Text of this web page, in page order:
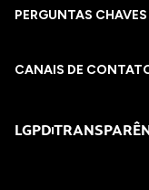
PERGUNTAS CHAVES​
CANAIS DE
LGPD